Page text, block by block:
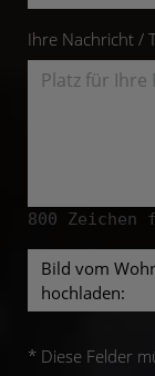
Ihre Nachricht /
800 Zeichen
Bild vom
hochladen:
* Diese Felder